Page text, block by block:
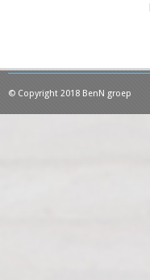
© Copyright 2018 BenN groep